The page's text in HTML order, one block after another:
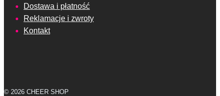
Dostawa i płatność
Reklamacje i zwroty
Kontakt
© 2026 CHEER SHOP